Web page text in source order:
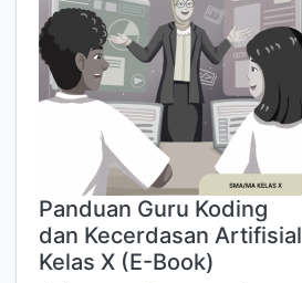
Panduan Guru Koding
dan Kecerdasan Artifisial
Kelas X (E-Book)